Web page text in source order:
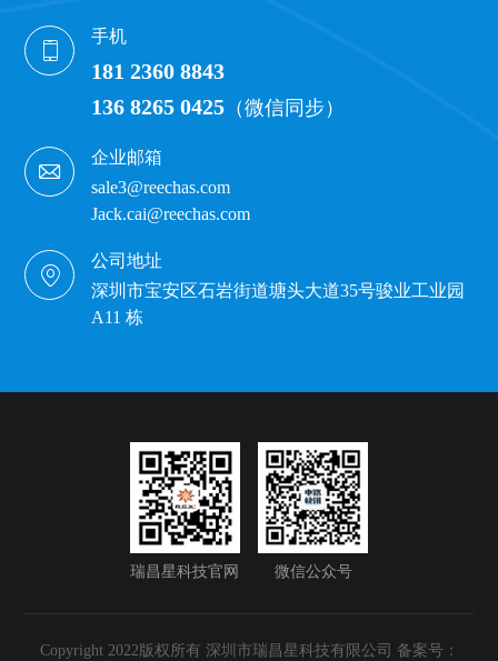
手机
181 2360 8843
136 8265 0425 （微信同步）
企业邮箱
sale3@reechas.com
Jack.cai@reechas.com
公司地址
深圳市宝安区石岩街道塘头大道35号骏业工业园
A11 栋
瑞昌星科技官网 微信公众号
Copyright 2022版权所有 深圳市瑞昌星科技有限公司 备案号：